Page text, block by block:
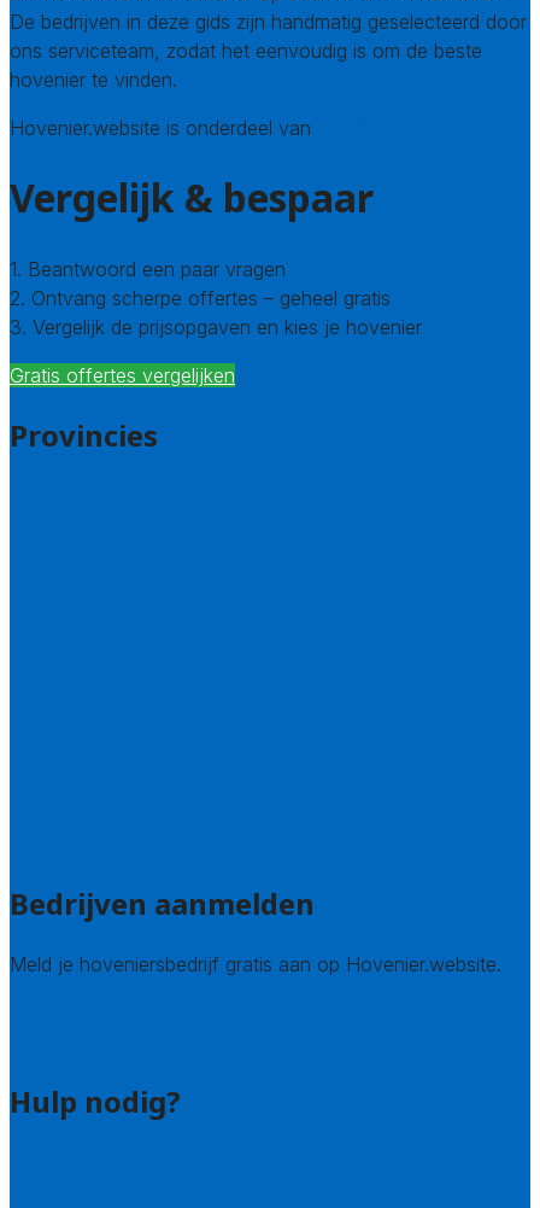
De bedrijven in deze gids zijn handmatig geselecteerd door
ons serviceteam, zodat het eenvoudig is om de beste
hovenier te vinden.
Hovenier.website is onderdeel van
Vergelijk & bespaar
1. Beantwoord een paar vragen
2. Ontvang scherpe offertes – geheel gratis
3. Vergelijk de prijsopgaven en kies je hovenier
Gratis offertes vergelijken
Provincies
Bedrijven aanmelden
Meld je hoveniersbedrijf gratis aan op Hovenier.website.
Hulp nodig?